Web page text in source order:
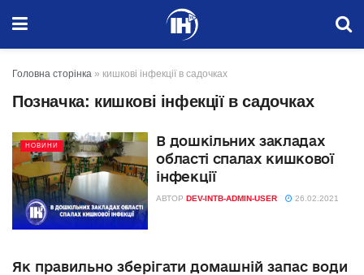
Головна сторінка » кишкові інфекції в садочках
Позначка: кишкові інфекції в садочках
НОВИНИ
В дошкільних закладах
області спалах кишкової
інфекції
АВТОР DEV-INTB-ADMIN-USER 26.02.2021
Як правильно зберігати домашній запас води